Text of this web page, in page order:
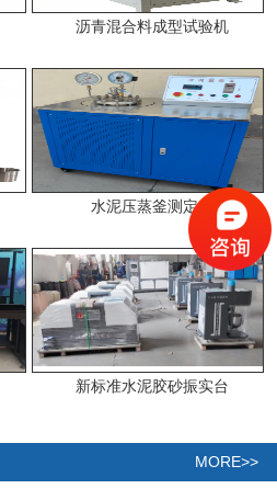
沥青混合料成型试验机
水泥压蒸釜测定仪
新标准水泥胶砂振实台
MORE>>